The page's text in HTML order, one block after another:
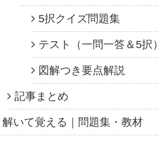
5択クイズ問題集
テスト（一問一答＆5択）
図解つき要点解説
記事まとめ
解いて覚える｜問題集・教材